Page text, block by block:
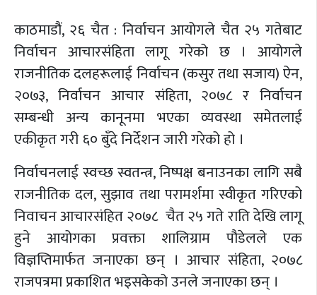
काठमाडौं, २६ चैत : निर्वाचन आयोगले चैत २५ गतेबाट
निर्वाचन आचारसंहिता लागू गरेको छ । आयोगले
राजनीतिक दलहरूलाई निर्वाचन (कसुर तथा सजाय) ऐन,
२०७३, निर्वाचन आचार संहिता, २०७८ र निर्वाचन
सम्बन्धी अन्य कानूनमा भएका व्यवस्था समेतलाई
एकीकृत गरी ६० बुँदे निर्देशन जारी गरेको हो ।
निर्वाचनलाई स्वच्छ स्वतन्त्र, निष्पक्ष बनाउनका लागि सबै
राजनीतिक दल, सुझाव तथा परामर्शमा स्वीकृत गरिएको
निवाचन आचारसंहित २०७८ चैत २५ गते राति देखि लागू
हुने आयोगका प्रवक्ता शालिग्राम पौडेलले एक
विज्ञप्तिमार्फत जनाएका छन् । आचार संहिता, २०७८
राजपत्रमा प्रकाशित भइसकेको उनले जनाएका छन् ।